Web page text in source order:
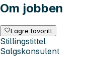
Om jobben
Lagre favoritt
Stillingstittel
Salgskonsulent